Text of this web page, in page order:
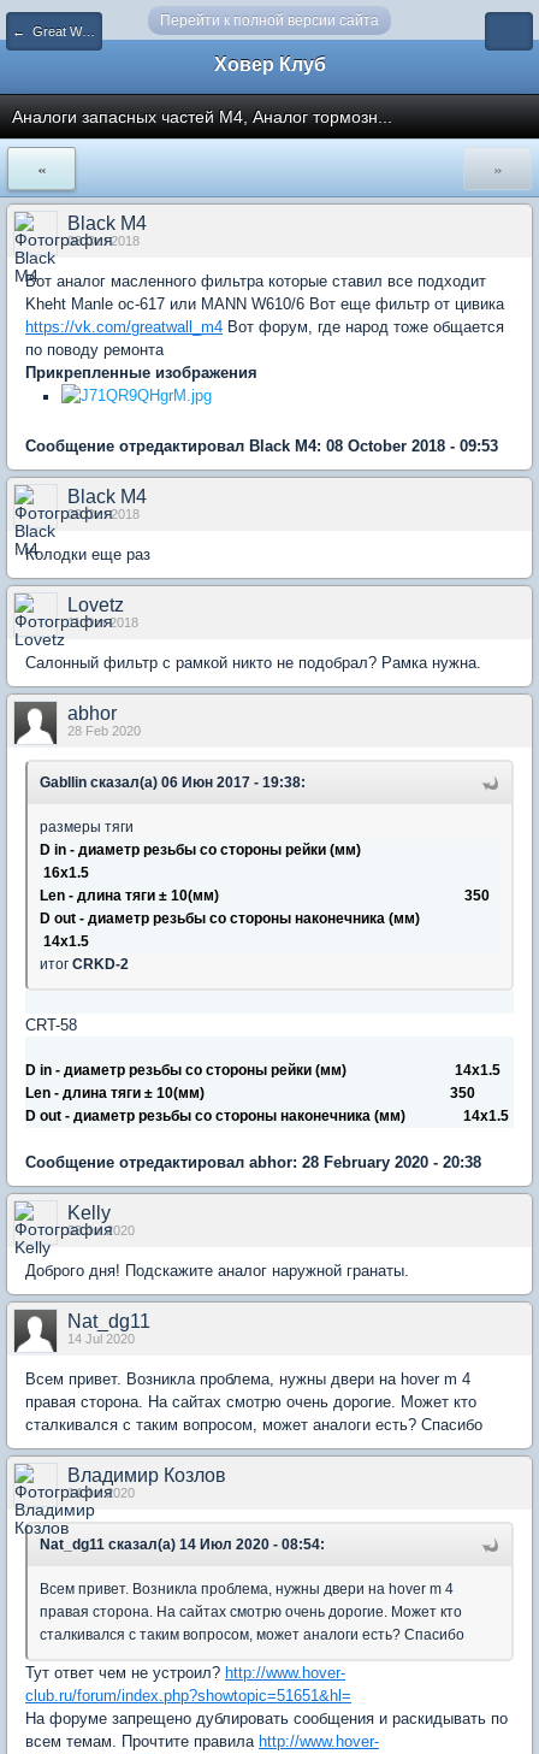
Перейти к полной версии сайта
← Great Wall M4
Ховер Клуб
Аналоги запасных частей М4, Аналог тормозн...
« »
Black M4
08 Oct 2018
Вот аналог масленного фильтра которые ставил все подходит
Kheht Manle oc-617 или MANN W610/6 Вот еще фильтр от цивика
https://vk.com/greatwall_m4 Вот форум, где народ тоже общается
по поводу ремонта
Прикрепленные изображения
Сообщение отредактировал Black M4: 08 October 2018 - 09:53
Black M4
09 Oct 2018
Колодки еще раз
Lovetz
11 Oct 2018
Салонный фильтр с рамкой никто не подобрал? Рамка нужна.
abhor
28 Feb 2020
Gabllin сказал(а) 06 Июн 2017 - 19:38:
размеры тяги
D in - диаметр резьбы со стороны рейки (мм)
16x1.5
Len - длина тяги ± 10(мм) 350
D out - диаметр резьбы со стороны наконечника (мм)
14x1.5
итог CRKD-2
CRT-58
D in - диаметр резьбы со стороны рейки (мм) 14x1.5
Len - длина тяги ± 10(мм) 350
D out - диаметр резьбы со стороны наконечника (мм) 14x1.5
Сообщение отредактировал abhor: 28 February 2020 - 20:38
Kelly
03 Jul 2020
Доброго дня! Подскажите аналог наружной гранаты.
Nat_dg11
14 Jul 2020
Всем привет. Возникла проблема, нужны двери на hover m 4
правая сторона. На сайтах смотрю очень дорогие. Может кто
сталкивался с таким вопросом, может аналоги есть? Спасибо
Владимир Козлов
14 Jul 2020
Nat_dg11 сказал(а) 14 Июл 2020 - 08:54:
Всем привет. Возникла проблема, нужны двери на hover m 4
правая сторона. На сайтах смотрю очень дорогие. Может кто
сталкивался с таким вопросом, может аналоги есть? Спасибо
Тут ответ чем не устроил? http://www.hover-
club.ru/forum/index.php?showtopic=51651&hl=
На форуме запрещено дублировать сообщения и раскидывать по
всем темам. Прочтите правила http://www.hover-